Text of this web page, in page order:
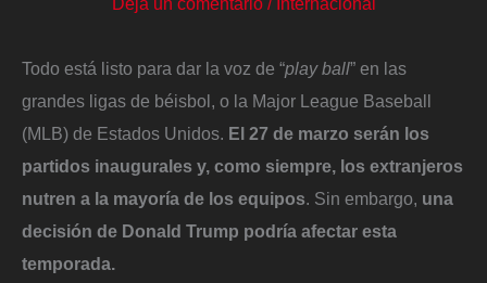
Todo está listo para dar la voz de “play ball” en las
grandes ligas de béisbol, o la Major League Baseball
(MLB) de Estados Unidos. El 27 de marzo serán los
partidos inaugurales y, como siempre, los extranjeros
nutren a la mayoría de los equipos. Sin embargo, una
decisión de Donald Trump podría afectar esta
temporada.